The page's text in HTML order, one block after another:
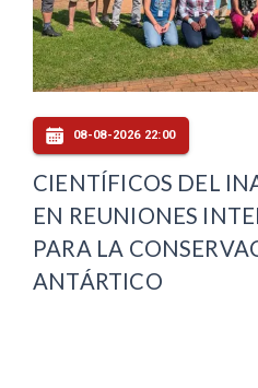
08-08-2026 22:00
CIENTÍFICOS DEL
EN REUNIONES
PARA LA
ANTÁRTICO